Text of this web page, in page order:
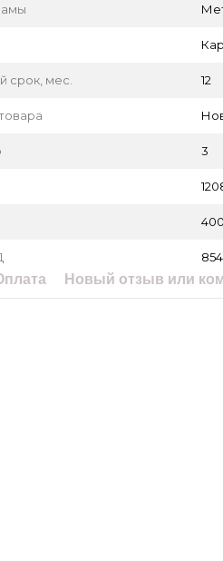
срок, мес. 12
3
Новый отзыв или